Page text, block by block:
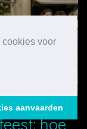
cookies voor
aanvaarden
hoe